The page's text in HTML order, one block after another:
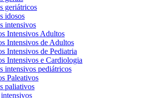
geriátricos
idosos
intensivos
Intensivos Adultos
Intensivos de Adultos
Intensivos de Pediatria
Intensivos e Cardiologia
intensivos pediátricos
Paleativos
paliativos